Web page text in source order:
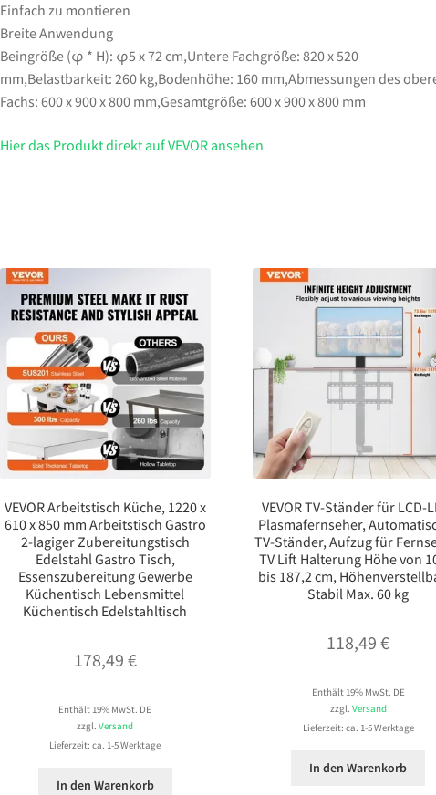
Einfach zu montieren
Breite Anwendung
Beingröße (φ * H): φ5 x 72 cm,Untere Fachgröße: 820 x 520
mm,Belastbarkeit: 260 kg,Bodenhöhe: 160 mm,Abmessungen des
Fachs: 600 x 900 x 800 mm,Gesamtgröße: 600 x 900 x 800 mm
Hier das Produkt direkt auf VEVOR ansehen
VEVOR Arbeitstisch Küche, 1220 x
610 x 850 mm Arbeitstisch Gastro
2-lagiger Zubereitungstisch
Edelstahl Gastro Tisch,
Essenszubereitung Gewerbe
Küchentisch Lebensmittel
Küchentisch Edelstahltisch
178,49 €
Enthält 19% MwSt. DE
zzgl.Versand
Lieferzeit: ca. 1-5 Werktage
In den Warenkorb
VEVOR TV-Ständer für LCD-
Plasmafernseher,
TV-Ständer, Aufzug für
TV Lift Halterung Höhe von
bis 187,2 cm,
Stabil Max. 60 kg
118,49€
Enthält 19% MwSt. DE
zzgl. Versand
Lieferzeit: ca. 1-5 Werktage
In den Warenkorb